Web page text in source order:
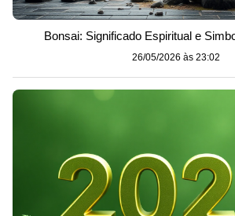
Bonsai: Significado Espiritual e
26/05/2026 às 23:02